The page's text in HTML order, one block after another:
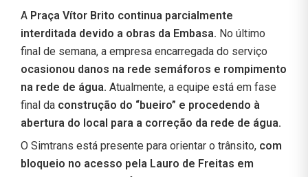
A Praça Vítor Brito continua parcialmente
interditada devido a obras da Embasa. No último
final de semana, a empresa encarregada do serviço
ocasionou danos na rede semáforos e rompimento
na rede de água. Atualmente, a equipe está em fase
final da construção do “bueiro” e procedendo à
abertura do local para a correção da rede de água.
O Simtrans está presente para orientar o trânsito, com
bloqueio no acesso pela Lauro de Freitas em